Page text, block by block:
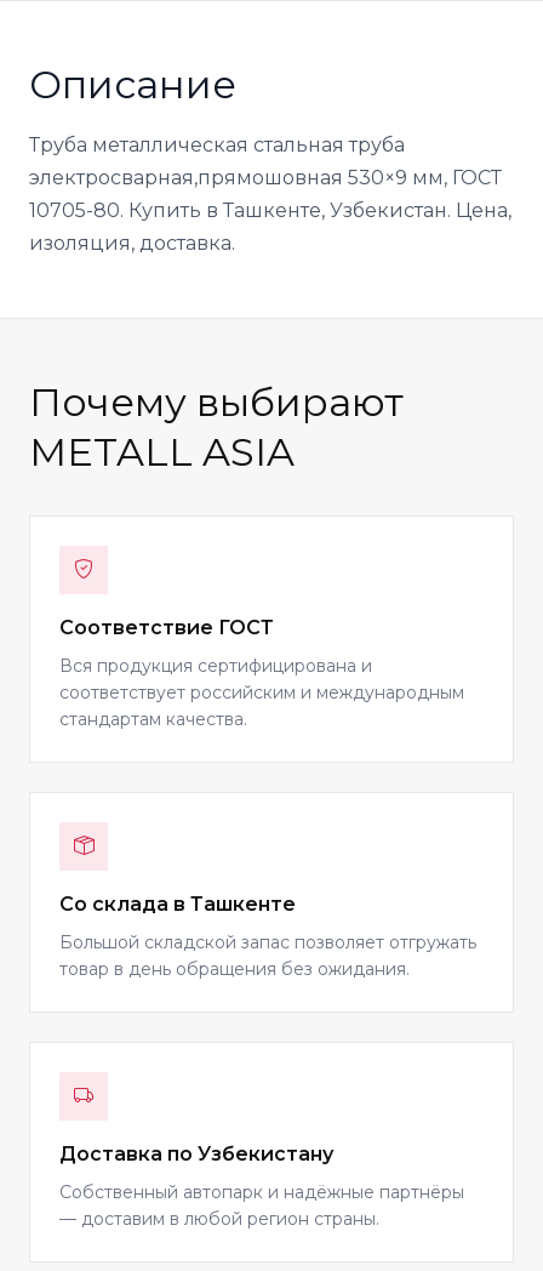
Описание
Труба металлическая стальная труба
электросварная,прямошовная 530×9 мм, ГОСТ
10705-80. Купить в Ташкенте, Узбекистан. Цена,
изоляция, доставка.
Почему выбирают
METALL ASIA
Соответствие ГОСТ
Вся продукция сертифицирована и
соответствует российским и международным
стандартам качества.
Со склада в Ташкенте
Большой складской запас позволяет отгружать
товар в день обращения без ожидания.
Доставка по Узбекистану
Собственный автопарк и надёжные партнёры
— доставим в любой регион страны.